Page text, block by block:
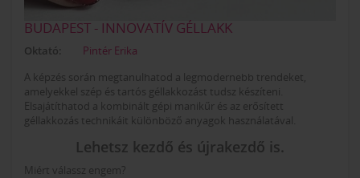
BUDAPEST - INNOVATÍV GÉLLAKK
Oktató:
Pintér Erika
A képzés során megtanulhatod a legmodernebb trendeket,
amelyekkel szép és tartós géllakkozást tudsz készíteni.
Elsajátíthatod a kombinált gépi manikűr és az erősített
géllakkozás technikáit különböző anyagok használatával.
Lehetsz kezdő és újrakezdő is.
Miért válassz engem?